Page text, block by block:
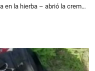
Hombre encontró maleta en la hierba – abrió la cremallera y notó que había una cría de tigre